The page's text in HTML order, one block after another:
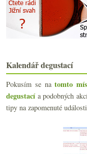
►srpna
► července(23)
► června (25)
▼března(19)
Nepříjemná pravda
Ryzlink Rýnský
Výsledky ankety
Začíná kampaň En
Chybí a chybět
Nejen VOC za
Kalendář degustací
Pokusím se natomto
degustacía podobných
tipy na zapomenuté